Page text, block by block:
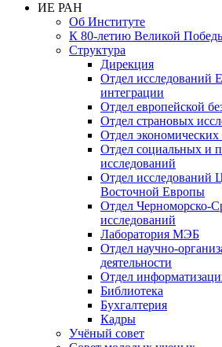
ИЕ РАН
Об Институте
К 80-летию Великой
Структура
Дирекция
Отдел исследований
интеграции
Отдел европейской
Отдел страновых
Отдел экономических
Отдел социальных и
исследований
Отдел исследований
Восточной Европы
Отдел Черноморско-
исследований
Лаборатория МЭБ
Отдел научно-
деятельности
Отдел
Библиотека
Бухгалтерия
Кадры
Учёный совет